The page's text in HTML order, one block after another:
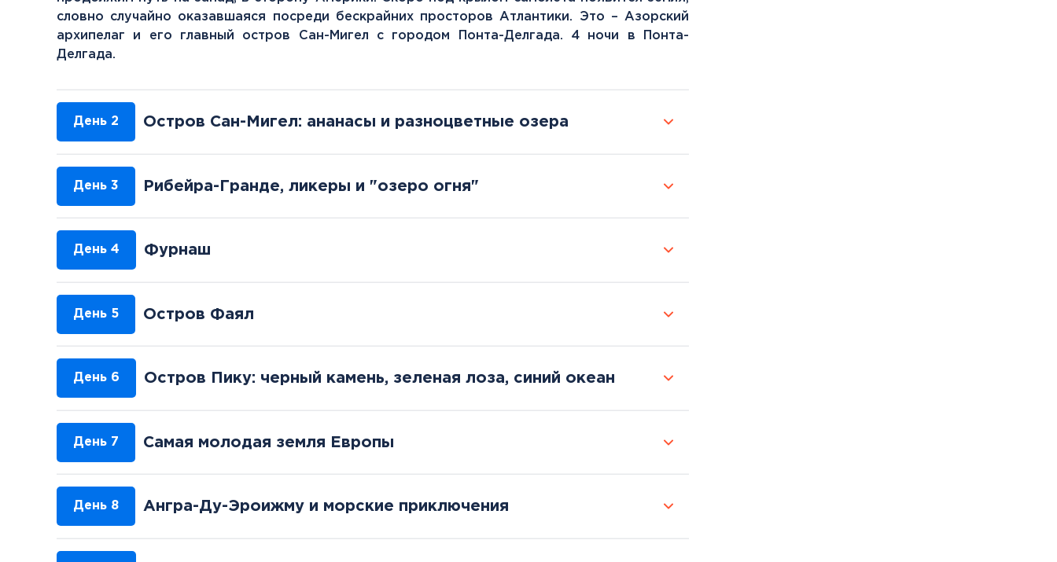
словно случайно оказавшаяся посреди бескрайних просторов Атлантики. Это – Азорский
архипелаг и его главный остров Сан-Мигел с городом Понта-Делгада. 4 ночи в Понта-
Делгада.
День 2 Остров Сан-Мигел: ананасы и разноцветные озера
День 3 Рибейра-Гранде, ликеры и "озеро огня"
День 4 Фурнаш
День 5 Остров Фаял
День 6 Остров Пику: черный камень, зеленая лоза, синий океан
День 7 Самая молодая земля Европы
День 8 Ангра-Ду-Эроижму и морские приключения